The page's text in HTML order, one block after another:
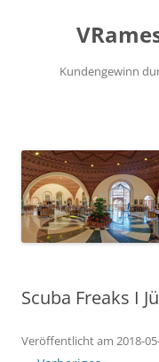
Kundengewinn
Scuba Freaks I
Veröffentlicht am 2018-